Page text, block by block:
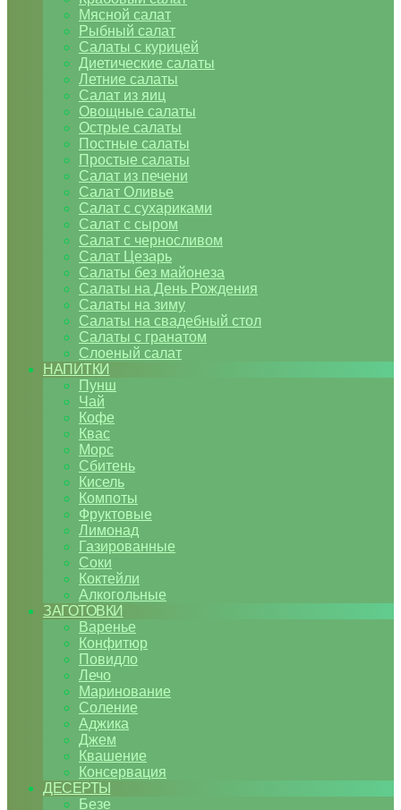
Мясной салат
Рыбный салат
Салаты с курицей
Диетические салаты
Летние салаты
Салат из яиц
Овощные салаты
Острые салаты
Постные салаты
Простые салаты
Салат из печени
Салат Оливье
Салат с сухариками
Салат с сыром
Салат с черносливом
Салат Цезарь
Салаты без майонеза
Салаты на День Рождения
Салаты на зиму
Салаты на свадебный стол
Салаты с гранатом
Слоеный салат
НАПИТКИ
Пунш
Чай
Кофе
Квас
Морс
Сбитень
Кисель
Компоты
Фруктовые
Лимонад
Газированные
Соки
Коктейли
Алкогольные
ЗАГОТОВКИ
Варенье
Конфитюр
Повидло
Лечо
Маринование
Соление
Аджика
Джем
Квашение
Консервация
ДЕСЕРТЫ
Безе